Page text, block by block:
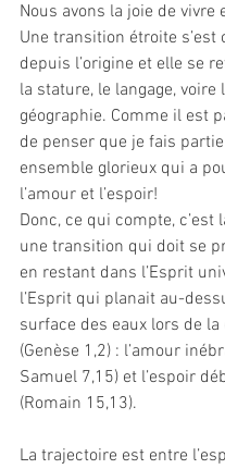
Nous avons la joie de vivre
Une transition étroite s’est
depuis l’origine et elle se
la stature, le langage, voire
géographie. Comme il est
de penser que je fais partie
ensemble glorieux qui a
l’amour et l’espoir!
Donc, ce qui compte, c’est
une transition qui doit se
en restant dans l’Esprit
l’Esprit qui planait au-
surface des eaux lors de la
(Genèse 1,2) : l’amour
Samuel 7,15) et l’espoir
(Romain 15,13).
La trajectoire est entre